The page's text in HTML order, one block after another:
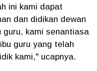
ini kami dapat
dan didikan dewan
guru, kami senantiasa
guru yang telah
kami," ucapnya.